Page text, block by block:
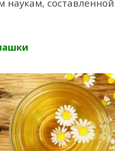
наукам,